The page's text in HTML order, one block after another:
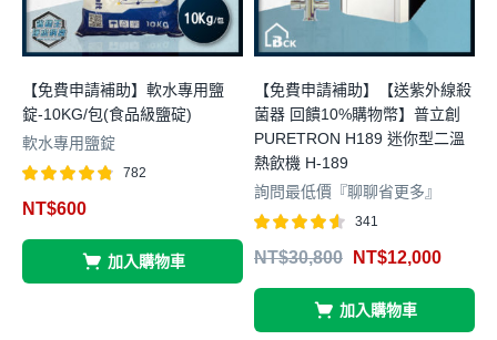
【免費申請補助】軟水專用鹽
錠-10KG/包(食品級鹽碇)
軟水專用鹽錠
4.74
782
NT$600
加入購物車
【免費申請補助】【送紫外線殺
菌器 回饋10%購物幣】普立創
PURETRON H189 迷你型二溫
熱飲機 H-189
詢問最低價『聊聊省更多』
4.54
341
NT$30,800 NT$12,000
加入購物車